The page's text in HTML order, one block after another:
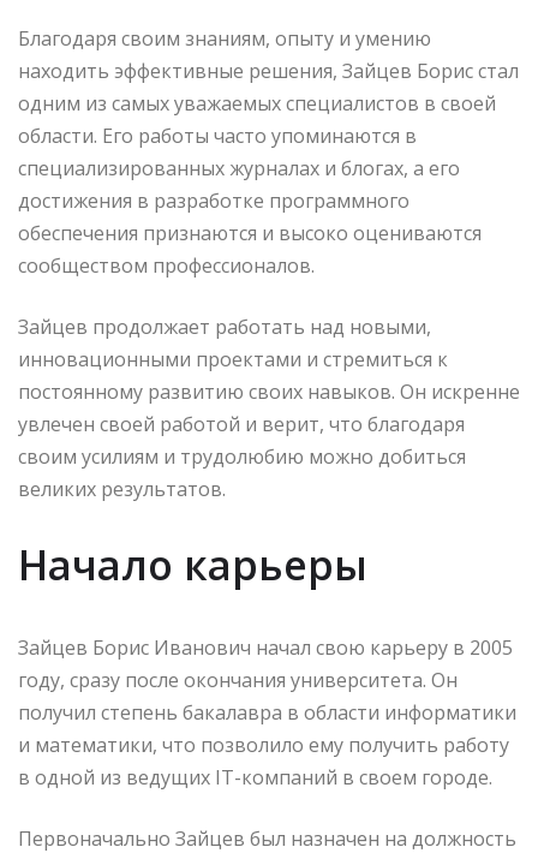
Благодаря своим знаниям, опыту и умению
находить эффективные решения, Зайцев Борис стал
одним из самых уважаемых специалистов в своей
области. Его работы часто упоминаются в
специализированных журналах и блогах, а его
достижения в разработке программного
обеспечения признаются и высоко оцениваются
сообществом профессионалов.
Зайцев продолжает работать над новыми,
инновационными проектами и стремиться к
постоянному развитию своих навыков. Он искренне
увлечен своей работой и верит, что благодаря
своим усилиям и трудолюбию можно добиться
великих результатов.
Начало карьеры
Зайцев Борис Иванович начал свою карьеру в 2005
году, сразу после окончания университета. Он
получил степень бакалавра в области информатики
и математики, что позволило ему получить работу
в одной из ведущих IT-компаний в своем городе.
Первоначально Зайцев был назначен на должность